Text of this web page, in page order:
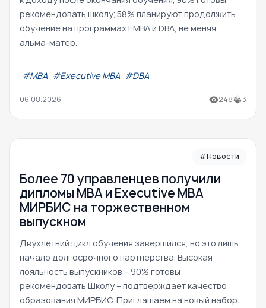
рекомендовать школу; 58% планируют продолжить
обучение на программах EMBA и DBA, не меняя
альма-матер.
#МВА #Executive MBA #DBA
06.08.2026 248 3
#Новости
Более 70 управленцев получили
дипломы MBA и Executive MBA
МИРБИС на торжественном
выпускном
Двухлетний цикл обучения завершился, но это лишь
начало долгосрочного партнерства. Высокая
лояльность выпускников – 90% готовы
рекомендовать Школу – подтверждает качество
образования МИРБИС. Приглашаем на новый набор: